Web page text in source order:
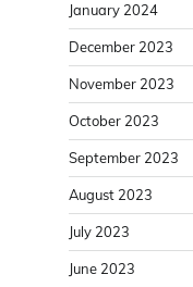
January 2024
December 2023
November 2023
October 2023
September 2023
August 2023
July 2023
June 2023